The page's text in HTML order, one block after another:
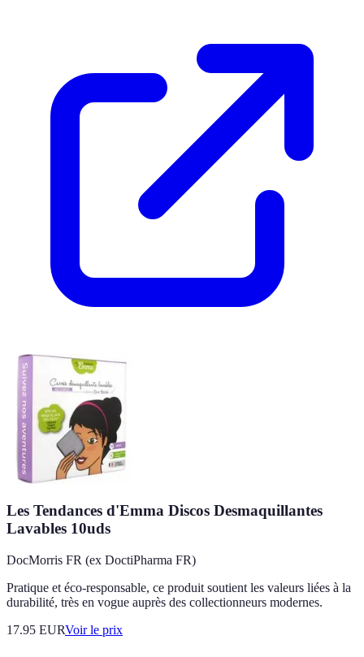
Les Tendances d'Emma Discos Desmaquillantes
Lavables 10uds
DocMorris FR (ex DoctiPharma FR)
Pratique et éco-responsable, ce produit soutient les valeurs liées à la
durabilité, très en vogue auprès des collectionneurs modernes.
17.95 EURVoir le prix